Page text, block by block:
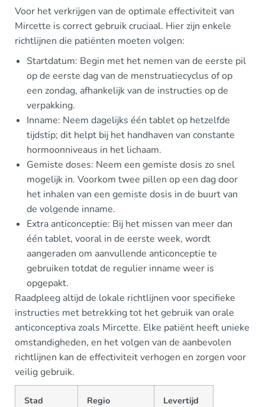
Voor het verkrijgen van de optimale effectiviteit van
Mircette is correct gebruik cruciaal. Hier zijn enkele
richtlijnen die patiënten moeten volgen:
Startdatum: Begin met het nemen van de eerste pil
op de eerste dag van de menstruatiecyclus of op
een zondag, afhankelijk van de instructies op de
verpakking.
Inname: Neem dagelijks één tablet op hetzelfde
tijdstip; dit helpt bij het handhaven van constante
hormoonniveaus in het lichaam.
Gemiste doses: Neem een gemiste dosis zo snel
mogelijk in. Voorkom twee pillen op een dag door
het inhalen van een gemiste dosis in de buurt van
de volgende inname.
Extra anticonceptie: Bij het missen van meer dan
één tablet, vooral in de eerste week, wordt
aangeraden om aanvullende anticonceptie te
gebruiken totdat de regulier inname weer is
opgepakt.
Raadpleeg altijd de lokale richtlijnen voor specifieke
instructies met betrekking tot het gebruik van orale
anticonceptiva zoals Mircette. Elke patiënt heeft unieke
omstandigheden, en het volgen van de aanbevolen
richtlijnen kan de effectiviteit verhogen en zorgen voor
veilig gebruik.
Stad Regio Levertijd